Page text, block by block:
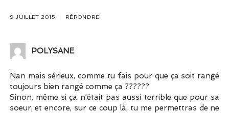
9 JUILLET 2015 RÉPONDRE
POLYSANE
Nan mais sérieux, comme tu fais pour que ça soit rangé
toujours bien rangé comme ça ??????
Sinon, même si ça n’était pas aussi terrible que pour sa
soeur, et encore, sur ce coup là, tu me permettras de ne